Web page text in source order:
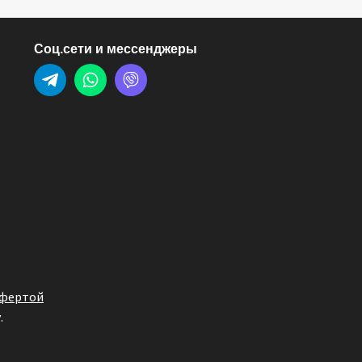
Соц.сети и мессенджеры